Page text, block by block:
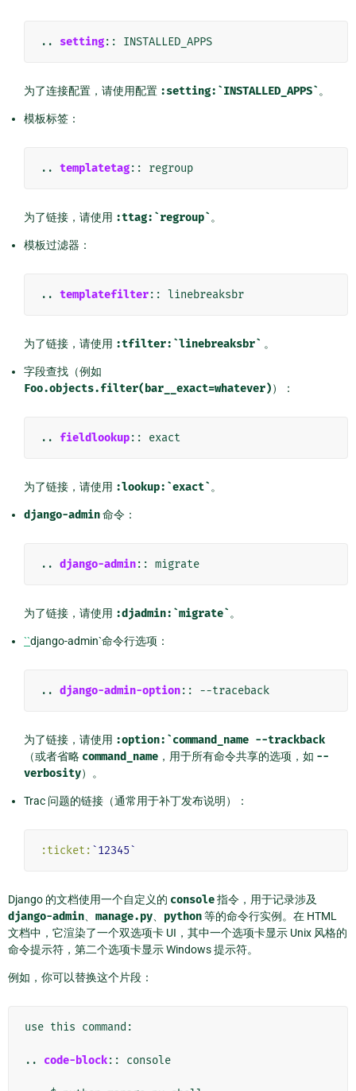
.. setting::
为了连接配置，请使用配置 :setting:`INSTALLED_APPS`。
模板标签：
.. templatetag::
为了链接，请使用 :ttag:`regroup`。
模板过滤器：
.. templatefilter::
为了链接，请使用 :tfilter:`linebreaksbr` 。
字段查找（例如
Foo.objects.filter(bar__exact=whatever)）：
.. fieldlookup::
为了链接，请使用 :lookup:`exact`。
django-admin命令：
.. django-admin::
为了链接，请使用 :djadmin:`migrate`。
``django-admin`命令行选项：
.. django-admin-option::
为了链接，请使用 :option:`command_name --trackback
（或者省略 command_name ，用于所有命令共享的选项，如 --
verbosity）。
Trac 问题的链接（通常用于补丁发布说明）：
:ticket: `12345`
Django 的文档使用一个自定义的 console指令，用于记录涉及
django-admin、 manage.py、 python等的命令行实例。在 HTML
文档中，它渲染了一个双选项卡 UI，其中一个选项卡显示 Unix 风格的
命令提示符，第二个选项卡显示 Windows 提示符。
例如，你可以替换这个片段：
use this command:
.. code-block:: console